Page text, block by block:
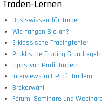
Traden-Lernen
Basiswissen für Trader
Wie fangen Sie an?
3 klassische Tradingfehler
Praktische Trading Grundregeln
Tipps von Profi-Tradern
Interviews mit Profi-Tradern
Brokerwahl
Forum, Seminare und Webinare